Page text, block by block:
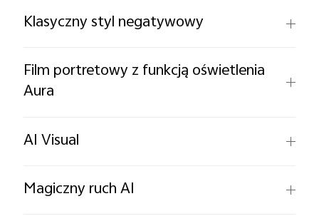
Klasyczny styl negatywowy
Film portretowy z funkcją oświetlenia
Aura
AI Visual
Magiczny ruch AI